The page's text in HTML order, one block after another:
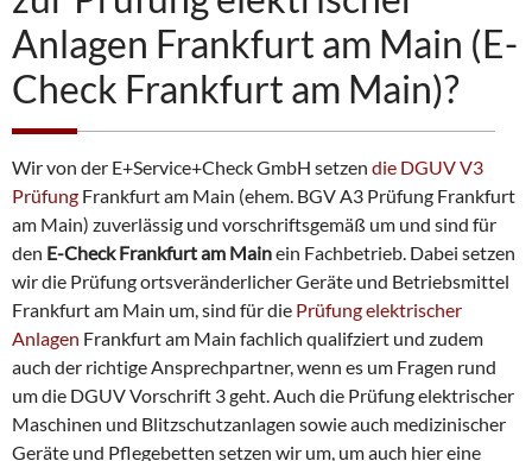
Anlagen Frankfurt am Main (E-
Check Frankfurt am Main)?
Wir von der E+Service+Check GmbH setzen die DGUV V3
Prüfung Frankfurt am Main (ehem. BGV A3 Prüfung Frankfurt
am Main) zuverlässig und vorschriftsgemäß um und sind für
den E-Check Frankfurt am Mainein Fachbetrieb. Dabei setzen
wir die Prüfung ortsveränderlicher Geräte und Betriebsmittel
Frankfurt am Main um, sind für die Prüfung elektrischer
Anlagen Frankfurt am Main fachlich qualifziert und zudem
auch der richtige Ansprechpartner, wenn es um Fragen rund
um die DGUV Vorschrift 3 geht. Auch die Prüfung elektrischer
Maschinen und Blitzschutzanlagen sowie auch medizinischer
Geräte und Pflegebetten setzen wir um, um auch hier eine